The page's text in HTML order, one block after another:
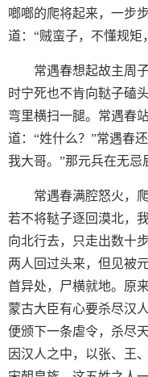
啷啷的爬将起来，一步
道：“贼蛮子，不懂规矩
常遇春想起故主周
时宁死也不肯向鞑子磕
弯里横扫一腿。常遇春
道：“姓什么？”常遇春
我大哥。”那元兵在无忌
常遇春满腔怒火，
若不将鞑子逐回漠北，
向北行去，只走出数十
两人回过头来，但见被
首异处，尸横就地。原
蒙古大臣有心要杀尽汉
便颁下一条虐令，杀尽
因汉人之中，以张、王